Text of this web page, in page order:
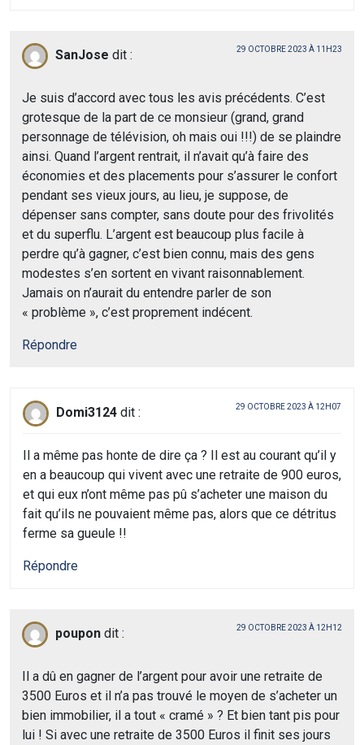
SanJose dit : 29 OCTOBRE 2023 À 11H23
Je suis d’accord avec tous les avis précédents. C’est
grotesque de la part de ce monsieur (grand, grand
personnage de télévision, oh mais oui !!!) de se plaindre
ainsi. Quand l’argent rentrait, il n’avait qu’à faire des
économies et des placements pour s’assurer le confort
pendant ses vieux jours, au lieu, je suppose, de
dépenser sans compter, sans doute pour des frivolités
et du superflu. L’argent est beaucoup plus facile à
perdre qu’à gagner, c’est bien connu, mais des gens
modestes s’en sortent en vivant raisonnablement.
Jamais on n’aurait du entendre parler de son
« problème », c’est proprement indécent.
Répondre
Domi3124 dit : 29 OCTOBRE 2023 À 12H07
Il a même pas honte de dire ça ? Il est au courant qu’il y
en a beaucoup qui vivent avec une retraite de 900 euros,
et qui eux n’ont même pas pû s’acheter une maison du
fait qu’ils ne pouvaient même pas, alors que ce détritus
ferme sa gueule !!
Répondre
poupon dit : 29 OCTOBRE 2023 À 12H12
Il a dû en gagner de l’argent pour avoir une retraite de
3500 Euros et il n’a pas trouvé le moyen de s’acheter un
bien immobilier, il a tout « cramé » ? Et bien tant pis pour
lui ! Si avec une retraite de 3500 Euros il finit ses jours